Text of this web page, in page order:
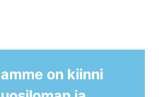
on kiinni